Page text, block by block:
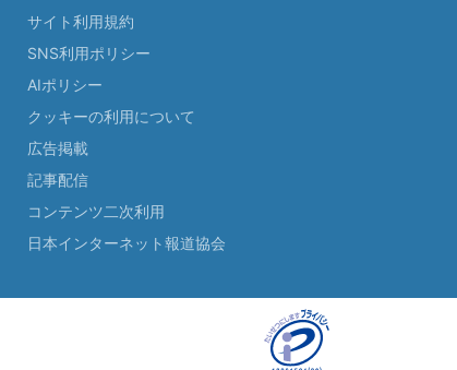
サイト利用規約
SNS利用ポリシー
AIポリシー
クッキーの利用について
広告掲載
記事配信
コンテンツ二次利用
日本インターネット報道協会